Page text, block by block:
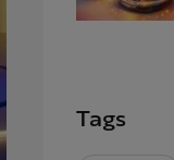
Tags